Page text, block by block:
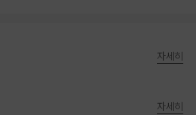
자세히
자세히